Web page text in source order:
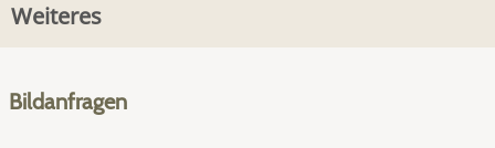
Weiteres
Bildanfragen